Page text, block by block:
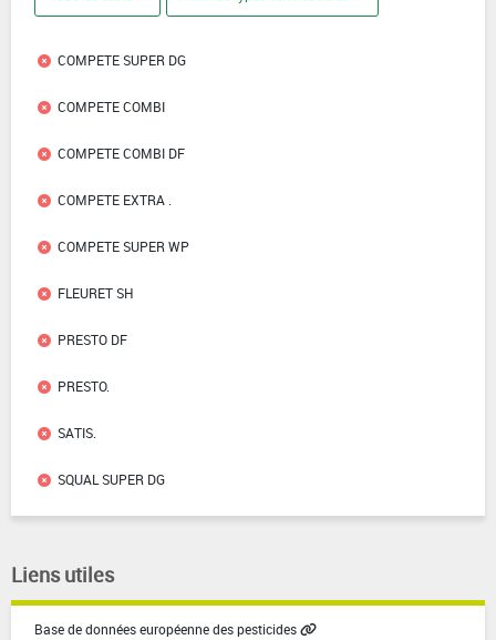
COMPETE SUPER DG
COMPETE COMBI
COMPETE COMBI DF
COMPETE EXTRA .
COMPETE SUPER WP
FLEURET SH
PRESTO DF
PRESTO.
SATIS.
SQUAL SUPER DG
Liens utiles
Base de données européenne des pesticides